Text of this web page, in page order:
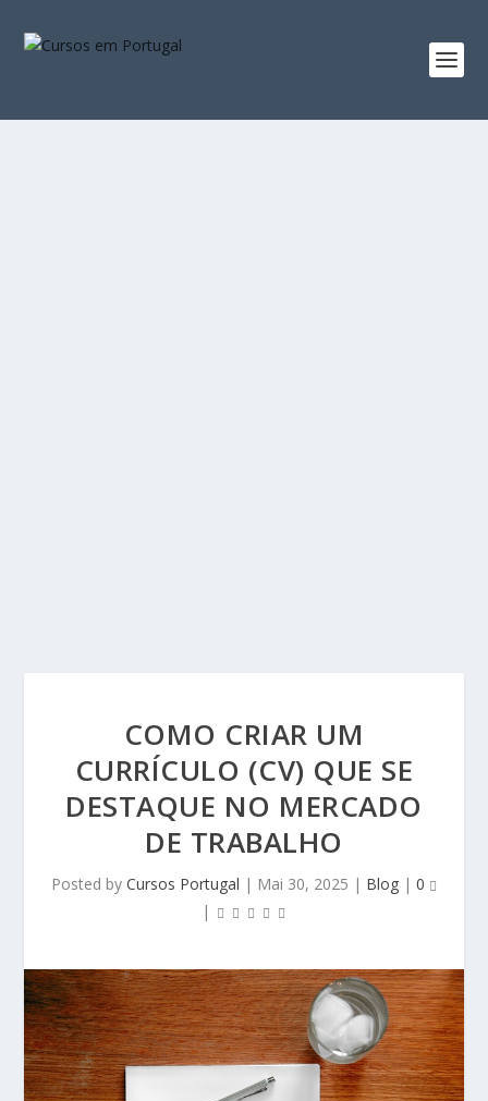
COMO CRIAR UM
CURRÍCULO (CV) QUE SE
DESTAQUE NO MERCADO
DE TRABALHO
Posted by Cursos Portugal | Mai 30, 2025 | Blog | 0
|